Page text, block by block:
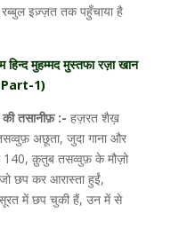
रब्बुल इज़्ज़त तक पहुँचाया है
मुहम्मद मुस्तफा रज़ा खान
(Part-1)
तसानीफ़ :- हज़रत शैख़
अछूता, जुदा गाना और
क़ुतुब तसव्वुफ़ के मौज़ो
छप कर आरास्ता हुईं,
में छप चुकी हैं, उन में से